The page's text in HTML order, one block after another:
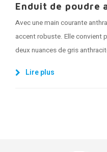
Enduit de poudre
Avec une main courante
accent robuste. Elle convient
deux nuances de gris
Lire plus